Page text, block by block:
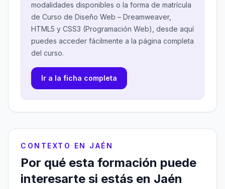
modalidades disponibles o la forma de matrícula
de Curso de Diseño Web – Dreamweaver,
HTML5 y CSS3 (Programación Web), desde aquí
puedes acceder fácilmente a la página completa
del curso.
Ir a la ficha completa
CONTEXTO EN JAÉN
Por qué esta formación puede
interesarte si estás en Jaén